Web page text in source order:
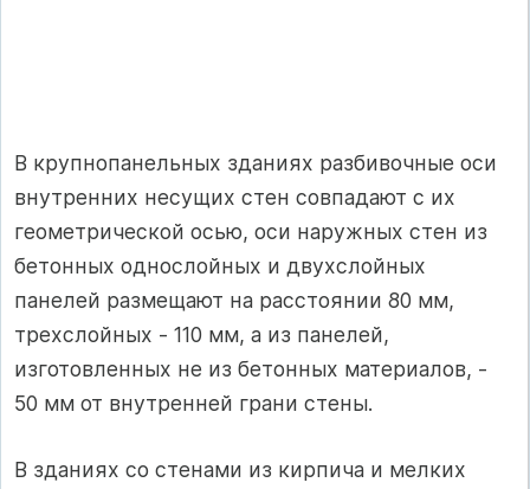
В крупнопанельных зданиях разбивочные оси
внутренних несущих стен совпадают с их
геометрической осью, оси наружных стен из
бетонных однослойных и двухслойных
панелей размещают на расстоянии 80 мм,
трехслойных - 110 мм, а из панелей,
изготовленных не из бетонных материалов, -
50 мм от внутренней грани стены.
В зданиях со стенами из кирпича и мелких